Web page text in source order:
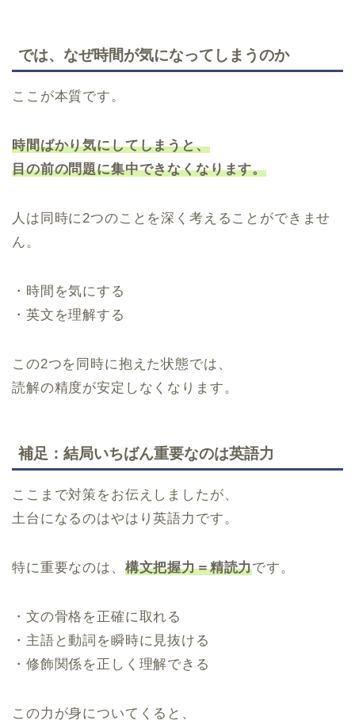
では、なぜ時間が気になってしまうのか
ここが本質です。
時間ばかり気にしてしまうと、
目の前の問題に集中できなくなります。
人は同時に2つのことを深く考えることができませ
ん。
・時間を気にする
・英文を理解する
この2つを同時に抱えた状態では、
読解の精度が安定しなくなります。
補足：結局いちばん重要なのは英語力
ここまで対策をお伝えしましたが、
土台になるのはやはり英語力です。
特に重要なのは、 構文把握力＝精読力です。
・文の骨格を正確に取れる
・主語と動詞を瞬時に見抜ける
・修飾関係を正しく理解できる
この力が身についてくると、